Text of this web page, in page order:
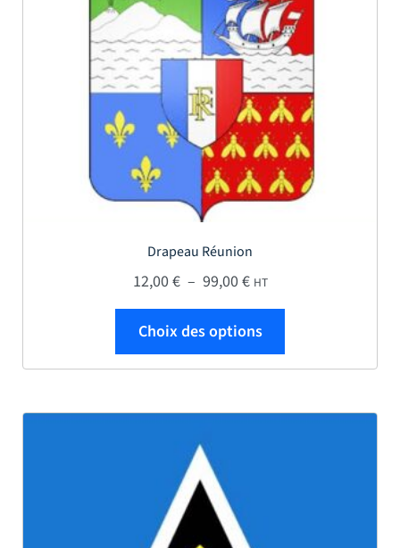
Drapeau Réunion
12,00€ – 99,00€Plage de prix : 12,00 €
HT
Choix des options